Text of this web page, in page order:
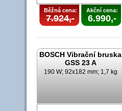
Běžná cena:
7.924,-
Akční cena:
6.990,-
BOSCH Vibrační bruska
GSS 23 A
190 W; 92x182 mm; 1,7 kg